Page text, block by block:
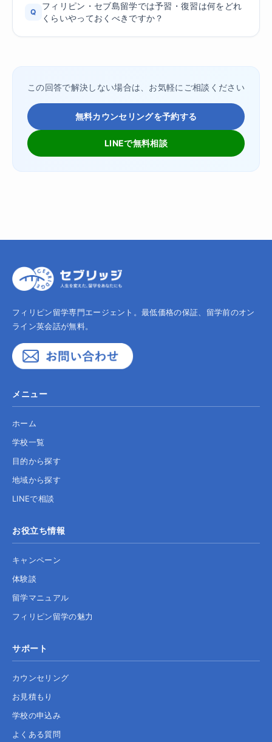
Q
フィリピン・セブ島留学では予習・復習は何をどれ
くらいやっておくべきですか？
この回答で解決しない場合は、お気軽にご相談ください
無料カウンセリングを予約する
LINEで無料相談
フィリピン留学専門エージェント。最低価格の保証、留学前のオン
ライン英会話が無料。
メニュー
ホーム
学校一覧
目的から探す
地域から探す
LINEで相談
お役立ち情報
キャンペーン
体験談
留学マニュアル
フィリピン留学の魅力
サポート
カウンセリング
お見積もり
学校の申込み
よくある質問